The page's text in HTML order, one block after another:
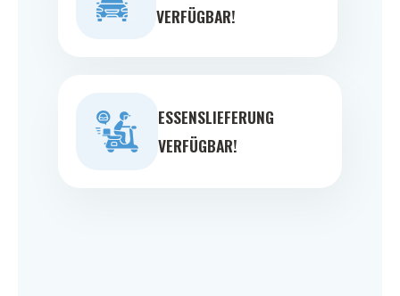
VERFÜGBAR!
ESSENSLIEFERUNG
VERFÜGBAR!